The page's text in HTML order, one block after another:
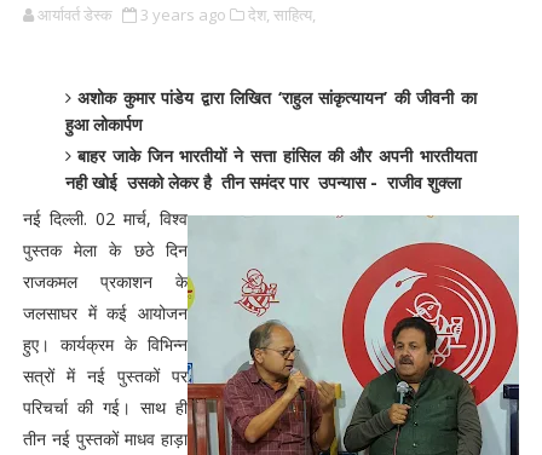
आर्यावर्त डेस्क 3 years ago देश, साहित्य,
अशोक कुमार पांडेय द्वारा लिखित ‘राहुल सांकृत्यायन’ की जीवनी का
हुआ लोकार्पण
बाहर जाके जिन भारतीयों ने सत्ता हांसिल की और अपनी भारतीयता
नही खोई उसको लेकर है तीन समंदर पार उपन्यास - राजीव शुक्ला
नई दिल्ली. 02 मार्च, विश्व
पुस्तक मेला के छठे दिन
राजकमल प्रकाशन के
जलसाघर में कई आयोजन
हुए। कार्यक्रम के विभिन्न
सत्रों में नई पुस्तकों पर
परिचर्चा की गई। साथ ही
तीन नई पुस्तकों माधव हाड़ा